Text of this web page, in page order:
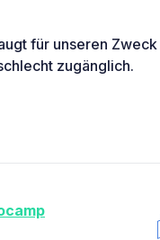
für unseren Zweck
zugänglich.